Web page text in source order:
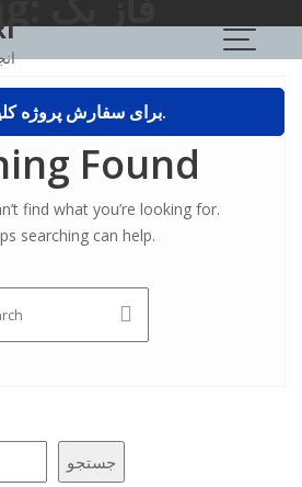
برای سفارش پروژه کلیک کنید.
Found
find what you’re looking for.
searching can help.
جستجو